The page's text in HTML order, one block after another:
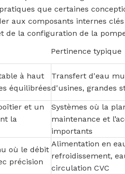
que certaines
aux composants internes
de la configuration de la
Pertinence typique
à haut
équilibrées
Transfert d'eau
d'usines, grandes
et un
la
Systèmes où la
maintenance et
importants
où le débit
précision
Alimentation en
refroidissement,
circulation CVC